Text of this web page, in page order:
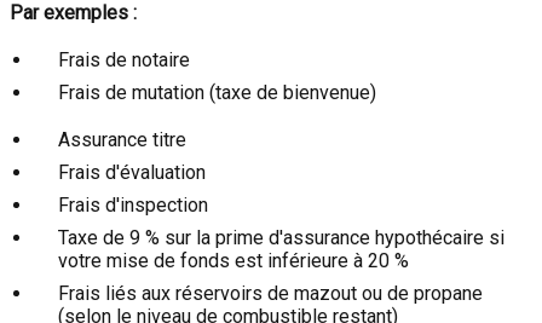
Par exemples :
Frais de notaire
Frais de mutation (taxe de bienvenue)
Assurance titre
Frais d'évaluation
Frais d'inspection
Taxe de 9 % sur la prime d'assurance hypothécaire si
votre mise de fonds est inférieure à 20 %
Frais liés aux réservoirs de mazout ou de propane
(selon le niveau de combustible restant)